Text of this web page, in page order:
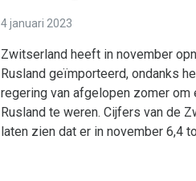
4 januari 2023
Zwitserland heeft in november
Rusland geïmporteerd, ondanks
regering van afgelopen zomer om
Rusland te weren. Cijfers van de
laten zien dat er in november 6,4